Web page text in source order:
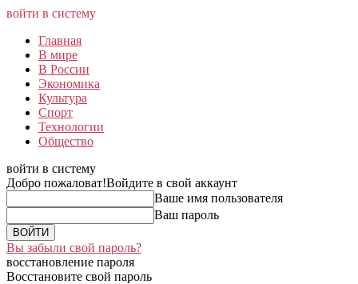
войти в систему
Главная
В мире
В России
Экономика
Культура
Спорт
Технологии
Общество
войти в систему
Добро пожаловат!Войдите в свой аккаунт
Ваше имя пользователя
Ваш пароль
Вы забыли свой пароль?
восстановление пароля
Восстановите свой пароль